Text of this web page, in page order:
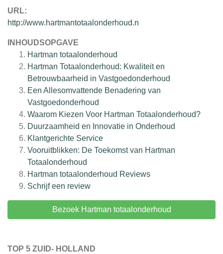
URL:
http://www.hartmantotaalonderhoud.n
INHOUDSOPGAVE
Hartman totaalonderhoud
Hartman Totaalonderhoud: Kwaliteit en
Betrouwbaarheid in Vastgoedonderhoud
Een Allesomvattende Benadering van
Vastgoedonderhoud
Waarom Kiezen Voor Hartman Totaalonderhoud?
Duurzaamheid en Innovatie in Onderhoud
Klantgerichte Service
Vooruitblikken: De Toekomst van Hartman
Totaalonderhoud
Hartman totaalonderhoud Reviews
Schrijf een review
Bezoek Hartman totaalonderhoud
TOP 5 ZUID- HOLLAND